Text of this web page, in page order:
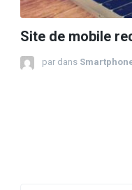
Site de mobile
par dans